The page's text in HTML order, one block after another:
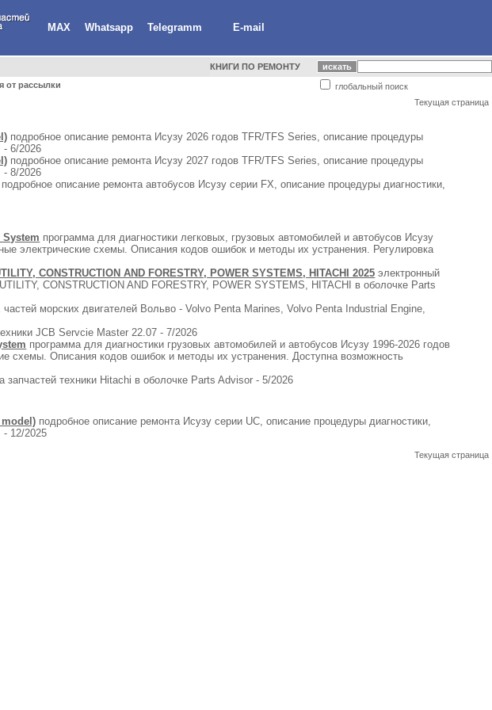
MAX Whatsapp Telegramm E-mail
КНИГИ ПО РЕМОНТУ
глобальный поиск
от рассылки
Текущая страница
подробное описание ремонта Исузу 2026 годов TFR/TFS Series, описание процедуры
- 6/2026
подробное описание ремонта Исузу 2027 годов TFR/TFS Series, описание процедуры
- 8/2026
подробное описание ремонта автобусов Исузу серии FX, описание процедуры диагностики,
System программа для диагностики легковых, грузовых автомобилей и автобусов Исузу
электрические схемы. Описания кодов ошибок и методы их устранения. Регулировка
CONSTRUCTION AND FORESTRY, POWER SYSTEMS, HITACHI 2025 электронный
CONSTRUCTION AND FORESTRY, POWER SYSTEMS, HITACHI в оболочке Parts
частей морских двигателей Вольво - Volvo Penta Marines, Volvo Penta Industrial Engine,
JCB Servcie Master 22.07 - 7/2026
программа для диагностики грузовых автомобилей и автобусов Исузу 1996-2026 годов
схемы. Описания кодов ошибок и методы их устранения. Доступна возможность
запчастей техники Hitachi в оболочке Parts Advisor - 5/2026
model) подробное описание ремонта Исузу серии UC, описание процедуры диагностики,
- 12/2025
Текущая страница